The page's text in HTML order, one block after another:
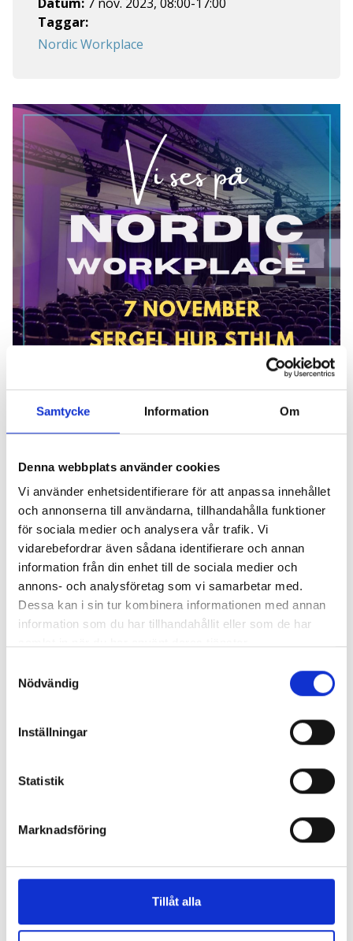
Samtycke Information Om
Denna webbplats använder cookies
Vi använder enhetsidentifierare för att anpassa innehållet
och annonserna till användarna, tillhandahålla funktioner
för sociala medier och analysera vår trafik. Vi
vidarebefordrar även sådana identifierare och annan
information från din enhet till de sociala medier och
annons- och analysföretag som vi samarbetar med.
Dessa kan i sin tur kombinera informationen med annan
information som du har tillhandahållit eller som de har
Nödvändig
Inställningar
Statistik
Marknadsföring
Tillåt alla
Taggar:
Nordic Workplace
Bilder och filmer från tidigare konferenser